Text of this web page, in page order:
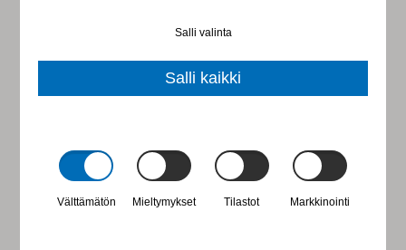
Salli valinta
Salli kaikki
Välttämätön Mieltymykset Tilastot Markkinointi
organisaatio voi säilyttää tyyneyden ja tähän
tarvitsemme aikaa ajattelulle. Vähennetään sokeria,
on se, että tiedämme mihin käytämme aikaa; aikaa
levätä, aikaa reflektoida, aikaa treenata, aikaa toimia, ja